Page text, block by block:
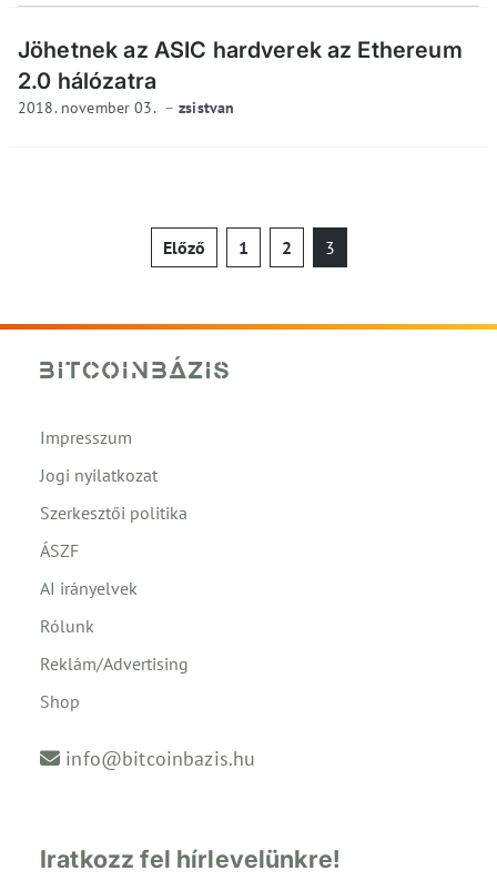
Jöhetnek az ASIC hardverek az Ethereum
2.0 hálózatra
2018. november 03. zsistvan
Bejegyzések
lapozása
Előző 1 2 3
Impresszum
Jogi nyilatkozat
Szerkesztői politika
ÁSZF
AI irányelvek
Rólunk
Reklám/Advertising
Shop
info@bitcoinbazis.hu
Iratkozz fel hírlevelünkre!